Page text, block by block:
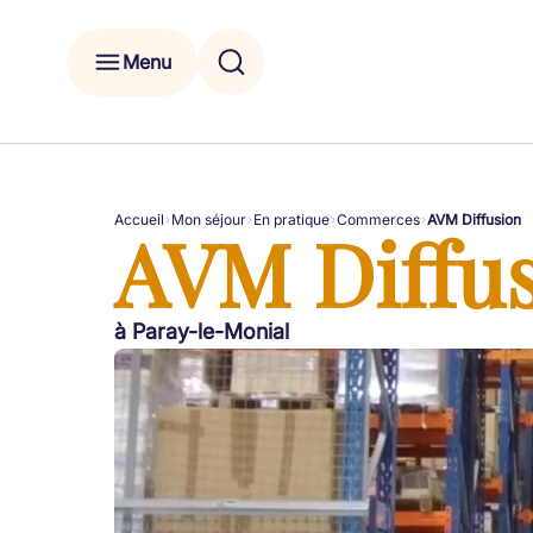
Menu
Accueil Mon séjour En pratique Commerces AVM Diffusion
AVM
à Paray-le-Monial